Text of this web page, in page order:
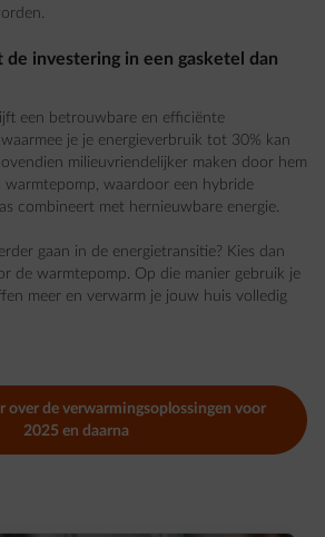
investering in een gasketel dan
een betrouwbare en efficiënte
je je energieverbruik tot 30% kan
milieuvriendelijker maken door hem
warmtepomp, waardoor een hybride
combineert met hernieuwbare energie.
gaan in de energietransitie? Kies dan
de warmtepomp. Op die manier gebruik je
meer en verwarm je jouw huis volledig
over de verwarmingsoplossingen voor
2025 en daarna